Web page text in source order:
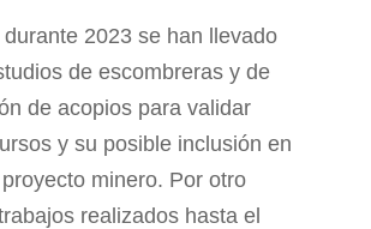
2023 se han llevado
de escombreras y de
de acopios para validar
y su posible inclusión en
minero. Por otro
realizados hasta el